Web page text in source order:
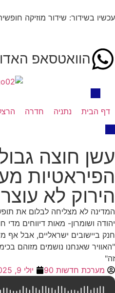
שידור מוזיקה חופשית
הוואטסאפ האדום
נתניה חדרה הרצליה
חוצה
לא
לא מצליחה לבלום את תופעת
ושומרון- מאות דיווחים מדי
ישראליים, אבל אף משרד
שאנחנו נושמים מזוהם
חדשות 90 יולי 9, 2025